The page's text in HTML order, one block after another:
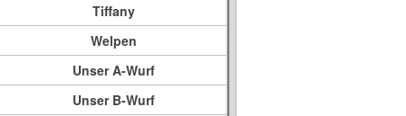
Tiffany
Welpen
Unser A-Wurf
Unser B-Wurf